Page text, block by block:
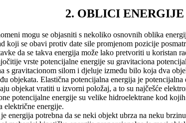
2. OBLICI ENERGIJE
mogu se objasniti s nekoliko osnovnih oblika
koji se obavi protiv date sile promjenom pozicije
da se takva energija može lako pretvoriti u koristan
vrste potencijalne energije su gravitaciona
s gravitacionom silom i djeluje između bilo koja dva
objekata. Elastična potencijalna energija je
objekat vratiti u izvorni položaj, a to su najčešće
potencijalne energije su velike hidroelektrane kod
električne energije.
energija potrebna da se neki objekt ubrza na neku